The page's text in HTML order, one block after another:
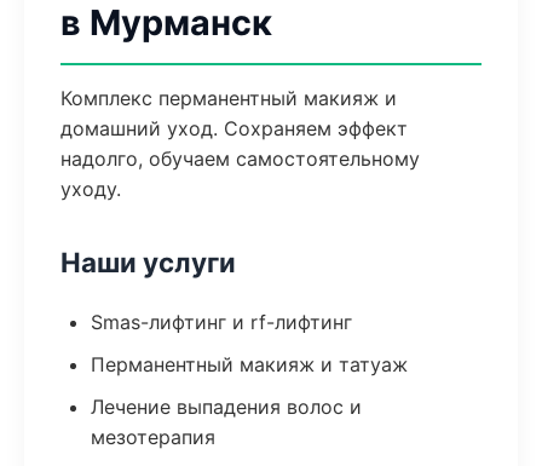
в Мурманск
Комплекс перманентный макияж и
домашний уход. Сохраняем эффект
надолго, обучаем самостоятельному
уходу.
Наши услуги
Smas-лифтинг и rf-лифтинг
Перманентный макияж и татуаж
Лечение выпадения волос и
мезотерапия